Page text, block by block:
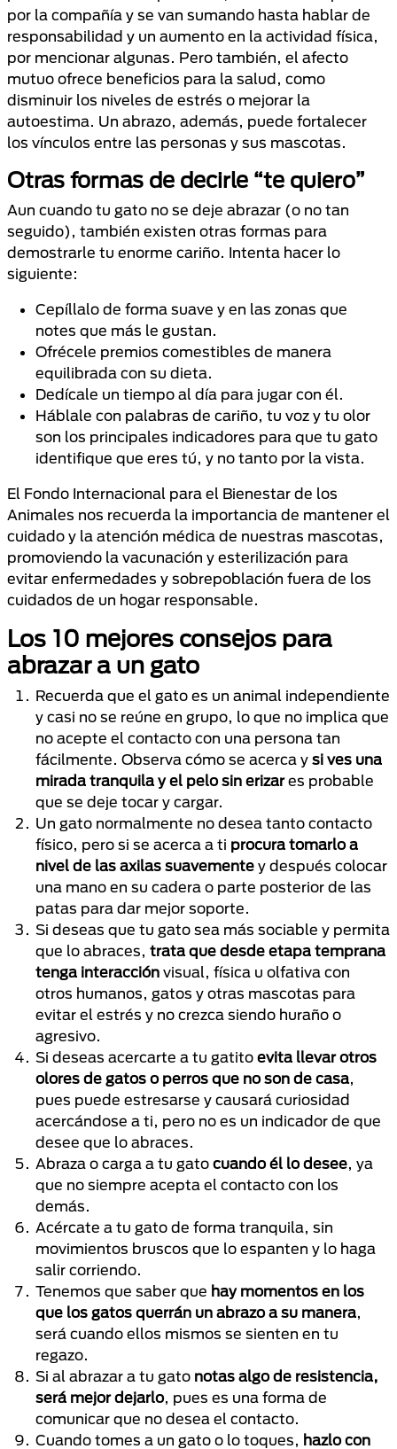
por la compañía y se van sumando hasta hablar de
responsabilidad y un aumento en la actividad física,
por mencionar algunas. Pero también, el afecto
mutuo ofrece beneficios para la salud, como
disminuir los niveles de estrés o mejorar la
autoestima. Un abrazo, además, puede fortalecer
los vínculos entre las personas y sus mascotas.
Otras formas de decirle “te quiero”
Aun cuando tu gato no se deje abrazar (o no tan
seguido), también existen otras formas para
demostrarle tu enorme cariño. Intenta hacer lo
siguiente:
Cepíllalo de forma suave y en las zonas que
notes que más le gustan.
Ofrécele premios comestibles de manera
equilibrada con su dieta.
Dedícale un tiempo al día para jugar con él.
Háblale con palabras de cariño, tu voz y tu olor
son los principales indicadores para que tu gato
identifique que eres tú, y no tanto por la vista.
El Fondo Internacional para el Bienestar de los
Animales nos recuerda la importancia de mantener el
cuidado y la atención médica de nuestras mascotas,
promoviendo la vacunación y esterilización para
evitar enfermedades y sobrepoblación fuera de los
cuidados de un hogar responsable.
Los 10 mejores consejos para
abrazar a un gato
Recuerda que el gato es un animal independiente
y casi no se reúne en grupo, lo que no implica que
no acepte el contacto con una persona tan
fácilmente. Observa cómo se acerca y si ves una
mirada tranquila y el pelo sin erizares probable
que se deje tocar y cargar.
Un gato normalmente no desea tanto contacto
físico, pero si se acerca a ti procura tomarlo a
nivel de las axilas suavemente y después colocar
una mano en su cadera o parte posterior de las
patas para dar mejor soporte.
Si deseas que tu gato sea más sociable y permita
que lo abraces, trata que desde etapa temprana
tenga interacción visual, física u olfativa con
otros humanos, gatos y otras mascotas para
evitar el estrés y no crezca siendo huraño o
agresivo.
Si deseas acercarte a tu gatito evita llevar otros
olores de gatos o perros que no son de casa,
pues puede estresarse y causará curiosidad
acercándose a ti, pero no es un indicador de que
desee que lo abraces.
Abraza o carga a tu gato cuando él lo desee, ya
que no siempre acepta el contacto con los
demás.
Acércate a tu gato de forma tranquila, sin
movimientos bruscos que lo espanten y lo haga
salir corriendo.
Tenemos que saber que hay momentos en los
que los gatos querrán un abrazo a su manera,
será cuando ellos mismos se sienten en tu
regazo.
Si al abrazar a tu gato notas algo de resistencia,
será mejor dejarlo, pues es una forma de
comunicar que no desea el contacto.
Cuando tomes a un gato o lo toques, hazlo con